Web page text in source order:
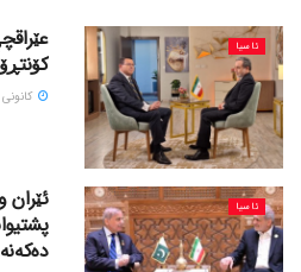
ئاسیا
كانونی
ئاسیا